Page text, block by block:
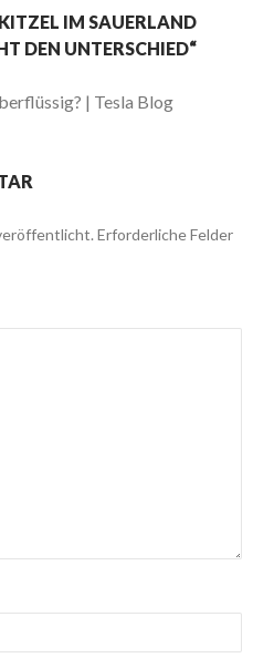
IM SAUERLAND
DEN UNTERSCHIED“
| Tesla Blog
Erforderliche Felder